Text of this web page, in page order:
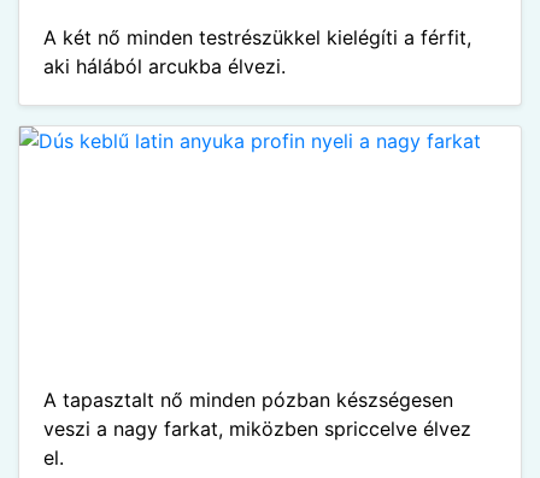
A két nő minden testrészükkel kielégíti a férfit,
aki hálából arcukba élvezi.
A tapasztalt nő minden pózban készségesen
veszi a nagy farkat, miközben spriccelve élvez
el.